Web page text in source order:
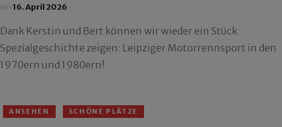
ein16. April 2026
Dank Kerstin und Bert können wir wieder ein Stück
Spezialgeschichte zeigen: Leipziger Motorrennsport in den
1970ern und 1980ern!
ANSEHEN SCHÖNE PLÄTZE